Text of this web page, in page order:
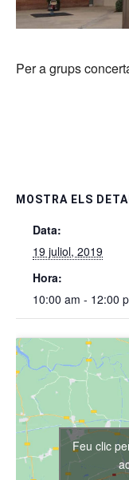
Per a grups
MOSTRA ELS
Data:
19 juliol, 2019
Hora:
10:00 am - 12:00
Feu clic